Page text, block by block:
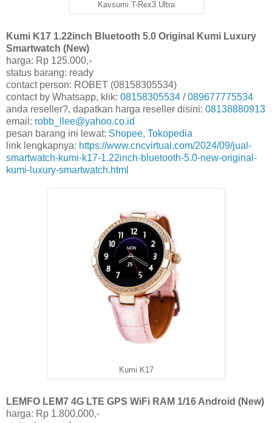
Kavsumi T-Rex3 Ultra
Kumi K17 1.22inch Bluetooth 5.0 Original Kumi Luxury
Smartwatch (New)
harga: Rp 125.000,-
status barang: ready
contact person: ROBET (08158305534)
contact by Whatsapp, klik: 08158305534 /089677775534
anda reseller?, dapatkan harga reseller disini: 08138880913
email: robb_llee@yahoo.co.id
pesan barang ini lewat: Shopee, Tokopedia
link lengkapnya: https://www.cncvirtual.com/2024/09/jual-
smartwatch-kumi-k17-1.22inch-bluetooth-5.0-new-original-
kumi-luxury-smartwatch.html
Kumi K17
LEMFO LEM7 4G LTE GPS WiFi RAM 1/16 Android (New)
harga: Rp 1.800.000,-